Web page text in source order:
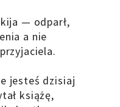
— odparł,
a nie
jesteś dzisiaj
książę,